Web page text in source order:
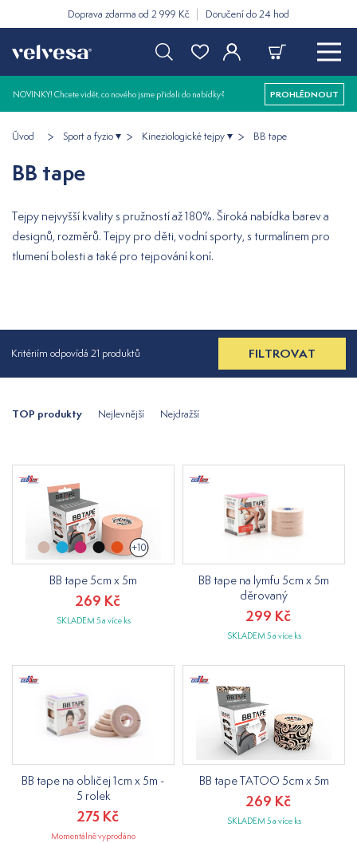
Doprava zdarma od 2 999 Kč Doručení do 24 hod
NOVINKY! Chcete vidět, co nového jsme přidali do nabídky? PROHLÉDNOUT
Úvod Sport a fyzio Kineziologické tejpy BB tape
BB tape
Tejpy nejvyšší kvality s pružností až 180%. Široká nabídka barev a
designů, rozměrů. Tejpy pro děti, vodní sporty, s turmalínem pro
tlumení bolesti a také pro tejpování koní.
Kritériím odpovídá 21 produktů FILTROVAT
TOP produkty Nejlevnější Nejdražší
+10
BB tape 5cm x 5m
269 Kč
SKLADEM 5 a více ks
BB tape na lymfu 5cm x 5m
děrovaný
299 Kč
SKLADEM 5 a více ks
BB tape na obličej 1cm x 5m -
5 rolek
275 Kč
Momentálně vyprodáno
BB tape TATOO 5cm x 5m
269 Kč
SKLADEM 5 a více ks